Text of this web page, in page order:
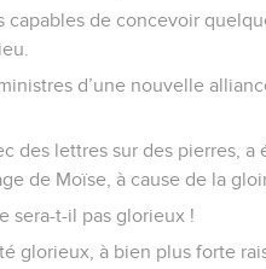
capables de concevoir
d’une nouvelle
des lettres sur des pierres, a
de Moïse, à cause de la
sera-t-il pas glorieux !
glorieux, à bien plus forte